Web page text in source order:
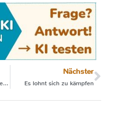
Ich probierte alles mögliche, damit er durchschläft
Nächster
Es lohnt sich zu kämpfen